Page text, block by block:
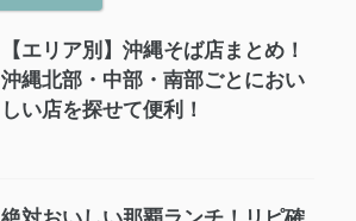
【エリア別】沖縄そば店まとめ！
沖縄北部・中部・南部ごとにおい
しい店を探せて便利！